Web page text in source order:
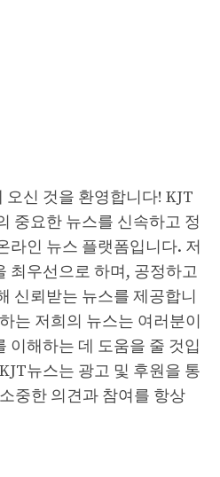
신 것을 환영합니다! KJT
중요한 뉴스를 신속하고 정
라인 뉴스 플랫폼입니다. 저
최우선으로 하며, 공정하고
신뢰받는 뉴스를 제공합니
는 저희의 뉴스는 여러분이
이해하는 데 도움을 줄 것입
뉴스는 광고 및 후원을 통
중한 의견과 참여를 항상